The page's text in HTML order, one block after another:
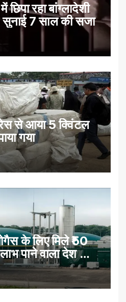
रहा बांग्लादेशी
सुनाई 7 साल की सजा
से आया 5 क्विंटल
गया
के लिए मिले ₹50
पाने वाला देश का